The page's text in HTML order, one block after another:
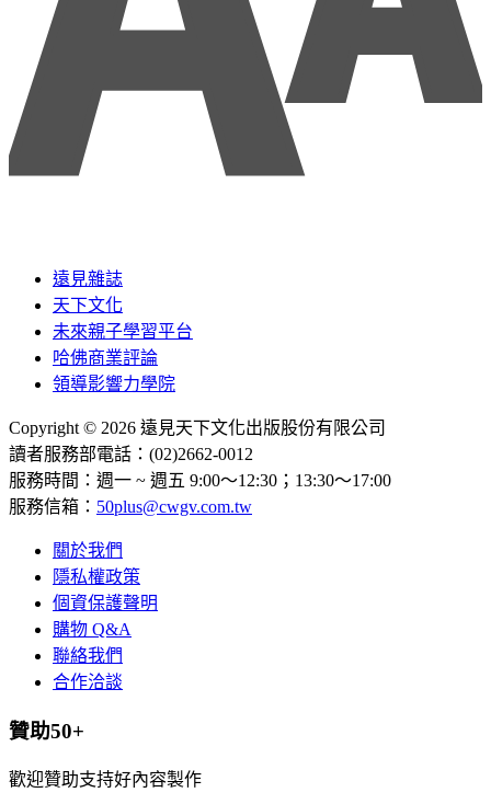
遠見雜誌
天下文化
未來親子學習平台
哈佛商業評論
領導影響力學院
Copyright © 2026 遠見天下文化出版股份有限公司
讀者服務部電話：(02)2662-0012
服務時間：週一 ~ 週五 9:00～12:30；13:30～17:00
服務信箱： 50plus@cwgv.com.tw
關於我們
隱私權政策
個資保護聲明
購物 Q&A
聯絡我們
合作洽談
贊助50+
歡迎贊助支持好內容製作